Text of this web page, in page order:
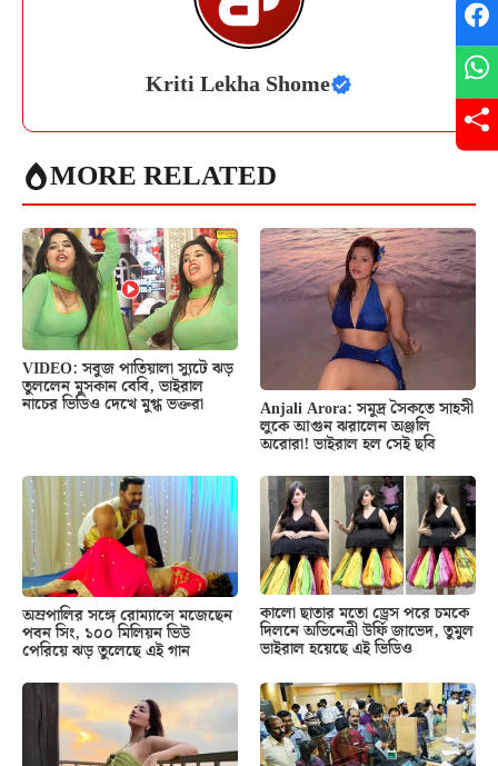
Kriti Lekha Shome
MORE RELATED
VIDEO: সবুজ পাতিয়ালা স্যুটে ঝড়
তুললেন মুসকান বেবি, ভাইরাল
নাচের ভিডিও দেখে মুগ্ধ ভক্তরা Anjali Arora: সমুদ্র সৈকতে সাহসী
লুকে আগুন ঝরালেন অঞ্জলি
অরোরা! ভাইরাল হল সেই ছবি
অম্রপালির সঙ্গে রোম্যান্সে মজেছেন
পবন সিং, ১০০ মিলিয়ন ভিউ
পেরিয়ে ঝড় তুলেছে এই গান
কালো ছাতার মতো ড্রেস পরে চমকে
দিলনে অভিনেত্রী উর্ফি জাভেদ, তুমুল
ভাইরাল হয়েছে এই ভিডিও